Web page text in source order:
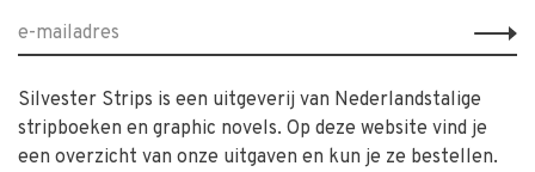
Silvester Strips is een uitgeverij van Nederlandstalige
stripboeken en graphic novels. Op deze website vind je
een overzicht van onze uitgaven en kun je ze bestellen.